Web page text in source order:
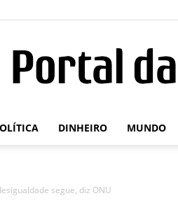
Portal
DINHEIRO MUNDO
segue, diz ONU